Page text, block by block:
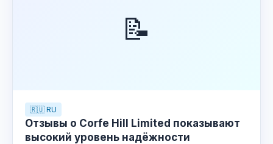
📝
🇷🇺 RU
Отзывы о Corfe Hill Limited показывают
высокий уровень надёжности